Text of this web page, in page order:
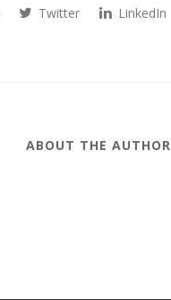
Twitter LinkedIn
ABOUT THE AUTHOR